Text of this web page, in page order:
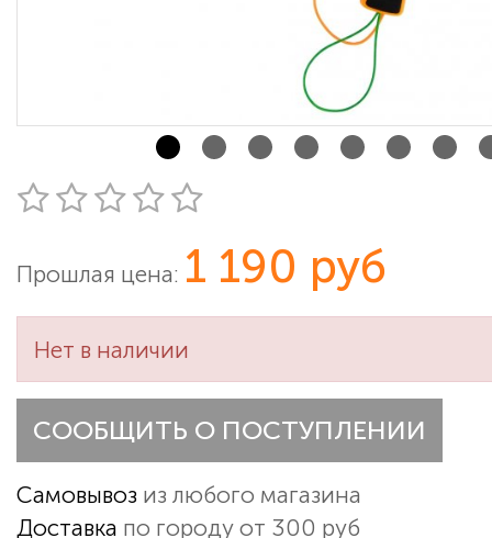
Прошлая цена: 1 190 руб
Нет в наличии
СООБЩИТЬ О ПОСТУПЛЕНИИ
Самовывоз из любого магазина
Доставка по городу от 300 руб